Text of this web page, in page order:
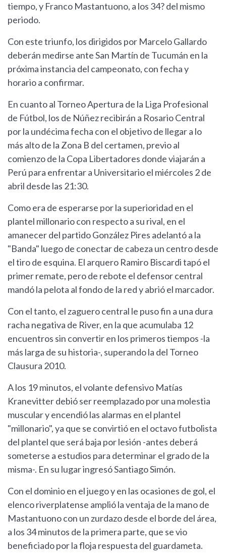
tiempo, y Franco Mastantuono, a los 34? del mismo
periodo.
Con este triunfo, los dirigidos por Marcelo Gallardo
deberán medirse ante San Martín de Tucumán en la
próxima instancia del campeonato, con fecha y
horario a confirmar.
En cuanto al Torneo Apertura de la Liga Profesional
de Fútbol, los de Núñez recibirán a Rosario Central
por la undécima fecha con el objetivo de llegar a lo
más alto de la Zona B del certamen, previo al
comienzo de la Copa Libertadores donde viajarán a
Perú para enfrentar a Universitario el miércoles 2 de
abril desde las 21:30.
Como era de esperarse por la superioridad en el
plantel millonario con respecto a su rival, en el
amanecer del partido González Pires adelantó a la
"Banda" luego de conectar de cabeza un centro desde
el tiro de esquina. El arquero Ramiro Biscardi tapó el
primer remate, pero de rebote el defensor central
mandó la pelota al fondo de la red y abrió el marcador.
Con el tanto, el zaguero central le puso fin a una dura
racha negativa de River, en la que acumulaba 12
encuentros sin convertir en los primeros tiempos -la
más larga de su historia-, superando la del Torneo
Clausura 2010.
A los 19 minutos, el volante defensivo Matías
Kranevitter debió ser reemplazado por una molestia
muscular y encendió las alarmas en el plantel
"millonario", ya que se convirtió en el octavo futbolista
del plantel que será baja por lesión -antes deberá
someterse a estudios para determinar el grado de la
misma-. En su lugar ingresó Santiago Simón.
Con el dominio en el juego y en las ocasiones de gol, el
elenco riverplatense amplió la ventaja de la mano de
Mastantuono con un zurdazo desde el borde del área,
a los 34 minutos de la primera parte, que se vio
beneficiado por la floja respuesta del guardameta.